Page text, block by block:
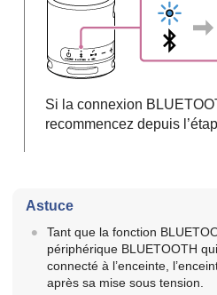
Si la connexion
recommencez depuis
Astuce
Tant que la fonction
périphérique BLUETOOTH
connecté à l’enceinte,
après sa mise sous tension.